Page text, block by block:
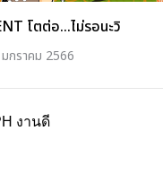
โตต่อ...ไม่รอนะวิ
กราคม 2566